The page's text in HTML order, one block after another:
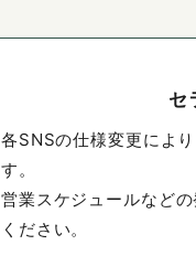
セ
各SNSの仕様変更によ
す。
営業スケジュールなど
ください。